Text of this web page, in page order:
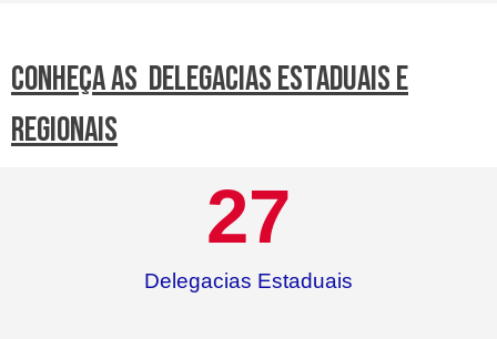
CONHEÇA AS DELEGACIAS ESTADUAIS E
REGIONAIS
Delegacias Estaduais
27